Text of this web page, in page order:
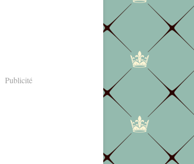
Publicité